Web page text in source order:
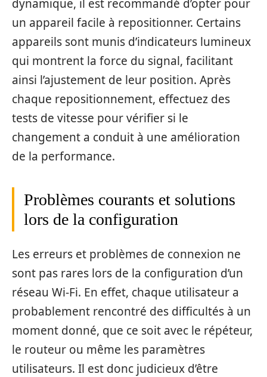
dynamique, il est recommandé d’opter pour
un appareil facile à repositionner. Certains
appareils sont munis d’indicateurs lumineux
qui montrent la force du signal, facilitant
ainsi l’ajustement de leur position. Après
chaque repositionnement, effectuez des
tests de vitesse pour vérifier si le
changement a conduit à une amélioration
de la performance.
Problèmes courants et solutions
lors de la configuration
Les erreurs et problèmes de connexion ne
sont pas rares lors de la configuration d’un
réseau Wi-Fi. En effet, chaque utilisateur a
probablement rencontré des difficultés à un
moment donné, que ce soit avec le répéteur,
le routeur ou même les paramètres
utilisateurs. Il est donc judicieux d’être